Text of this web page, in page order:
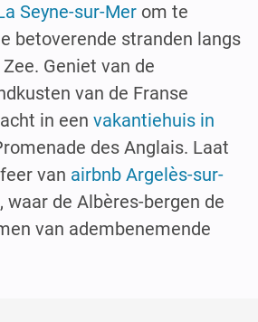
Seyne-sur-Mer om te
betoverende stranden langs
Geniet van de
van de Franse
in een vakantiehuis in
des Anglais. Laat
van airbnb Argelès-sur-
waar de Albères-bergen de
van adembenemende